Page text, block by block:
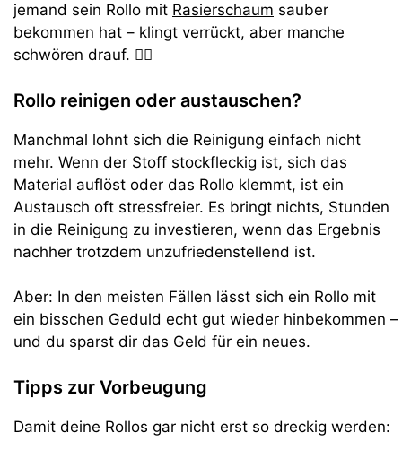
jemand sein Rollo mit Rasierschaum sauber
bekommen hat – klingt verrückt, aber manche
schwören drauf. 🤷‍♂️
Rollo reinigen oder austauschen?
Manchmal lohnt sich die Reinigung einfach nicht
mehr. Wenn der Stoff stockfleckig ist, sich das
Material auflöst oder das Rollo klemmt, ist ein
Austausch oft stressfreier. Es bringt nichts, Stunden
in die Reinigung zu investieren, wenn das Ergebnis
nachher trotzdem unzufriedenstellend ist.
Aber: In den meisten Fällen lässt sich ein Rollo mit
ein bisschen Geduld echt gut wieder hinbekommen –
und du sparst dir das Geld für ein neues.
Tipps zur Vorbeugung
Damit deine Rollos gar nicht erst so dreckig werden: